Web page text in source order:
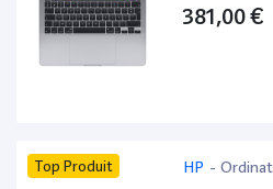
381,00 €
Top Produit HP -